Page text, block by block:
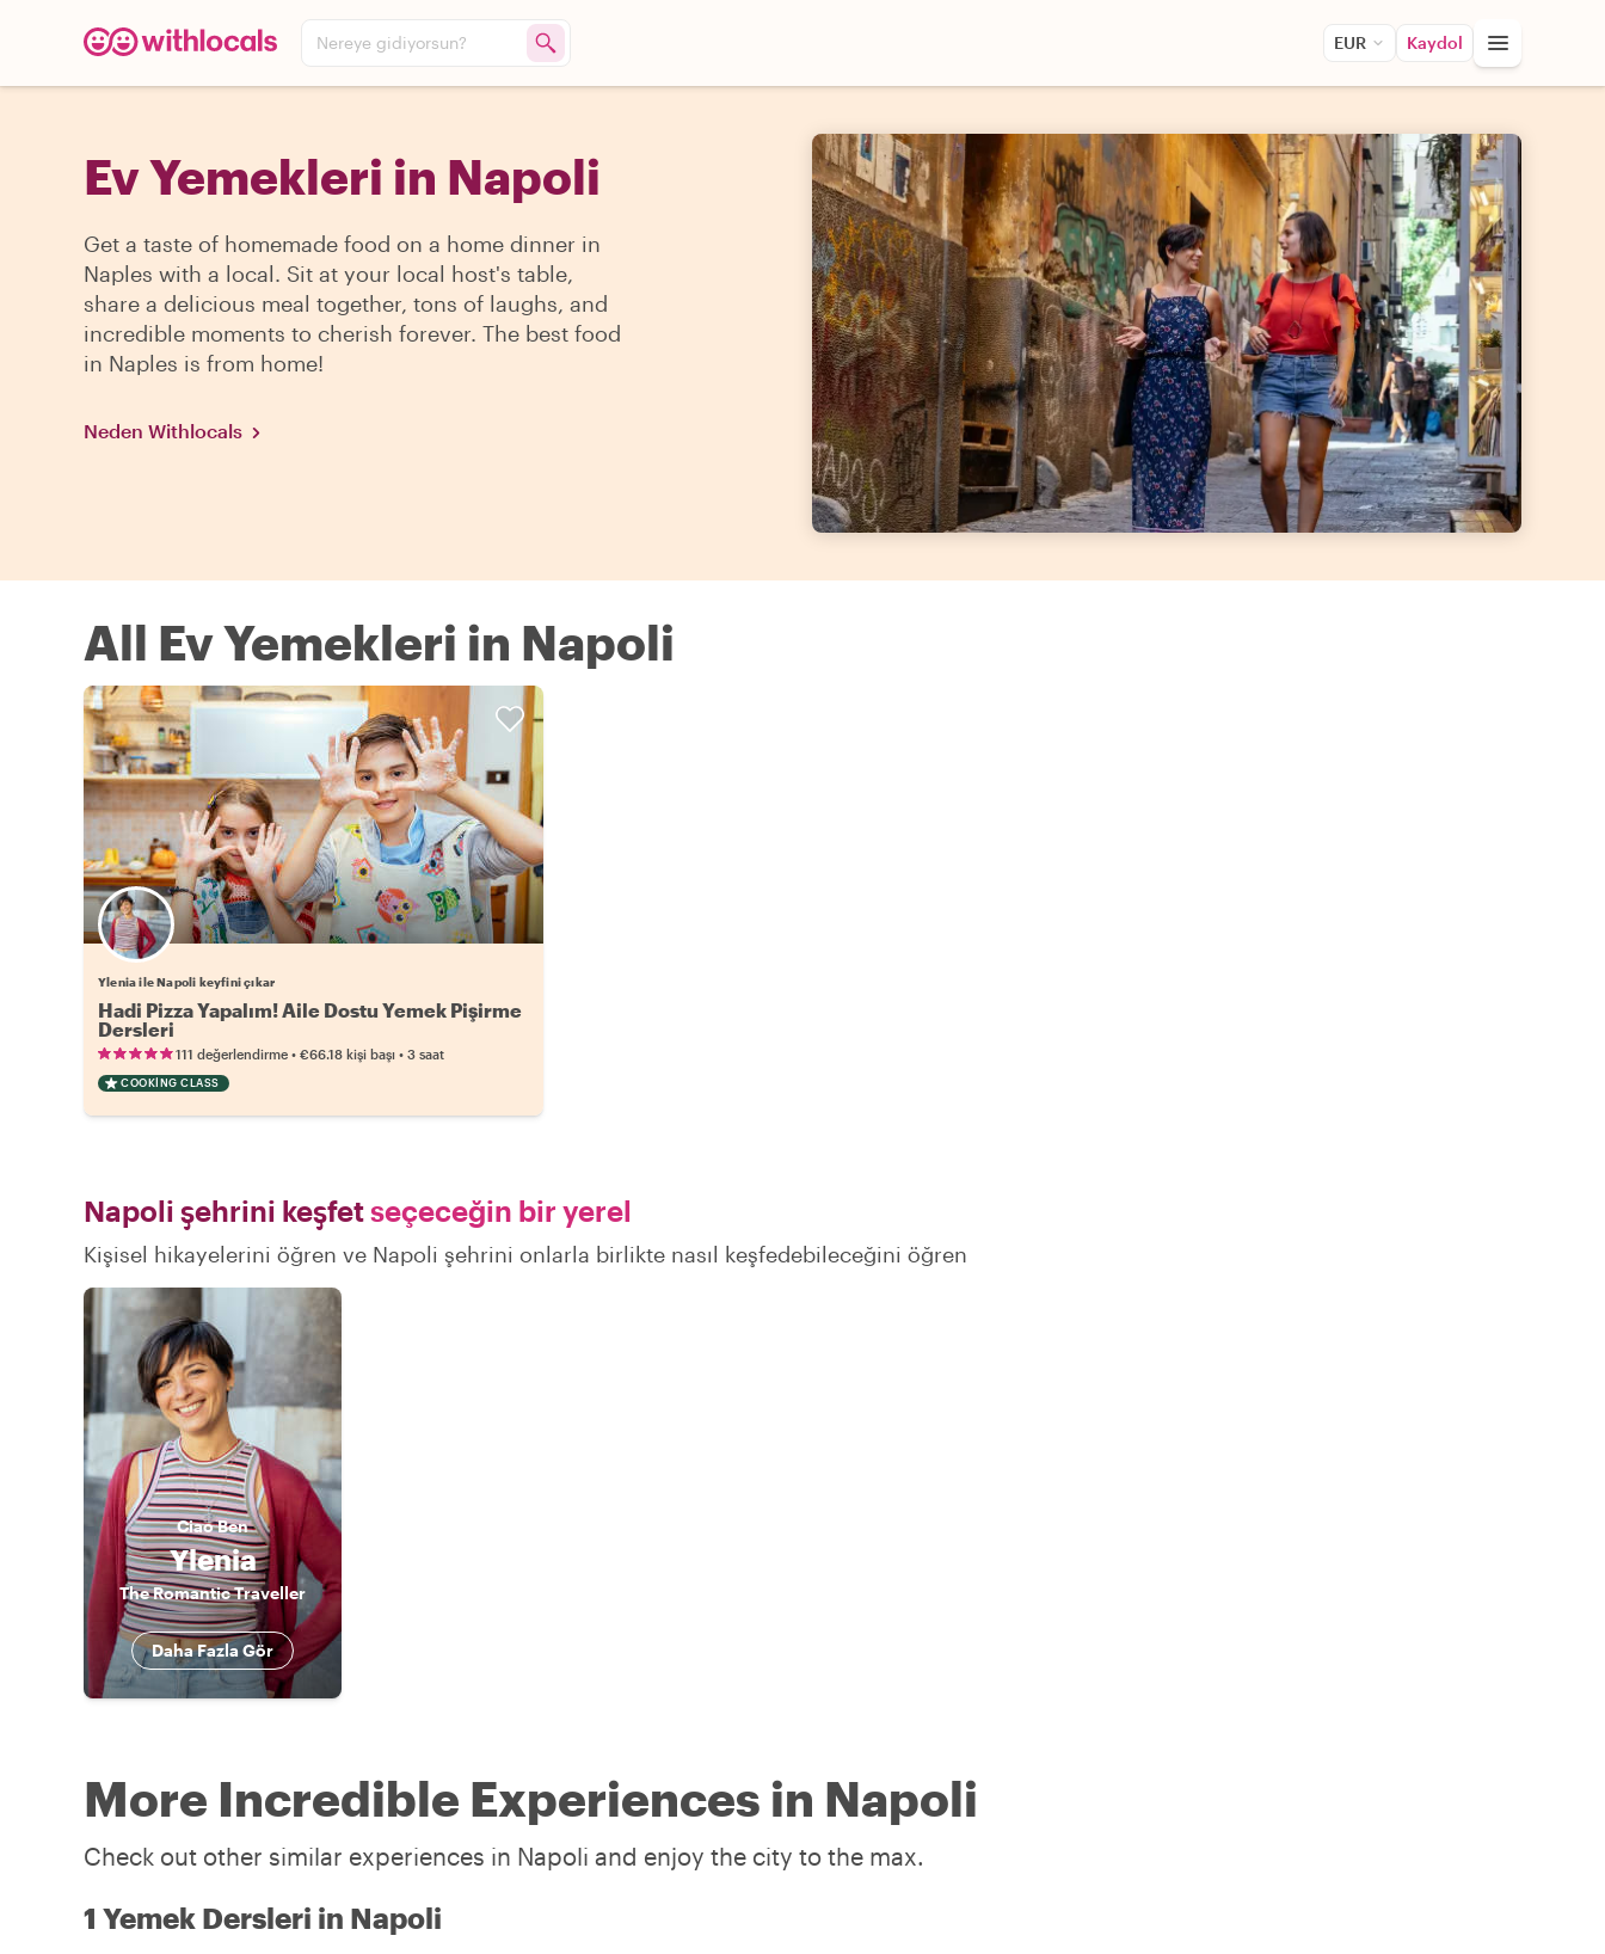
Nereye gidiyorsun? EUR Kaydol
Ev Yemekleri in Napoli
Get a taste of homemade food on a home dinner in
Naples with a local. Sit at your local host's table,
share a delicious meal together, tons of laughs, and
incredible moments to cherish forever. The best food
in Naples is from home!
Neden Withlocals
All Ev Yemekleri in Napoli
Ylenia ile Napoli keyfini çıkar
Hadi Pizza Yapalım! Aile Dostu Yemek Pişirme
Dersleri
111 değerlendirme • €66.18 kişi başı • 3 saat
COOKING CLASS
Napoli şehrini keşfetseçeceğin bir yerel
Kişisel hikayelerini öğren ve Napoli şehrini onlarla birlikte nasıl keşfedebileceğini öğren
CiaoBen
Ylenia
The Romantic Traveller
Daha Fazla Gör
More Incredible Experiences in Napoli
Check out other similar experiences in Napoli and enjoy the city to the max.
1 Yemek Dersleri in Napoli